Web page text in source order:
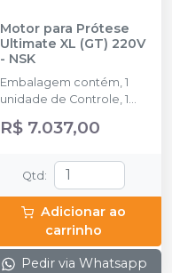
Motor para Prótese
Ultimate XL (GT) 220V
- NSK
Embalagem contém, 1
unidade de Controle, 1
controle, 1 suporte de
R$ 7.037,00
Qtd:
Adicionar ao
carrinho
Pedir via Whatsapp